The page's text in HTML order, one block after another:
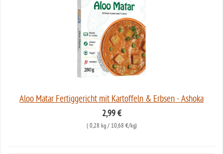
Aloo Matar Fertiggericht mit Kartoffeln & Erbsen - Ashoka
2,99 €
( 0,28 kg/ 10,68 €/kg)